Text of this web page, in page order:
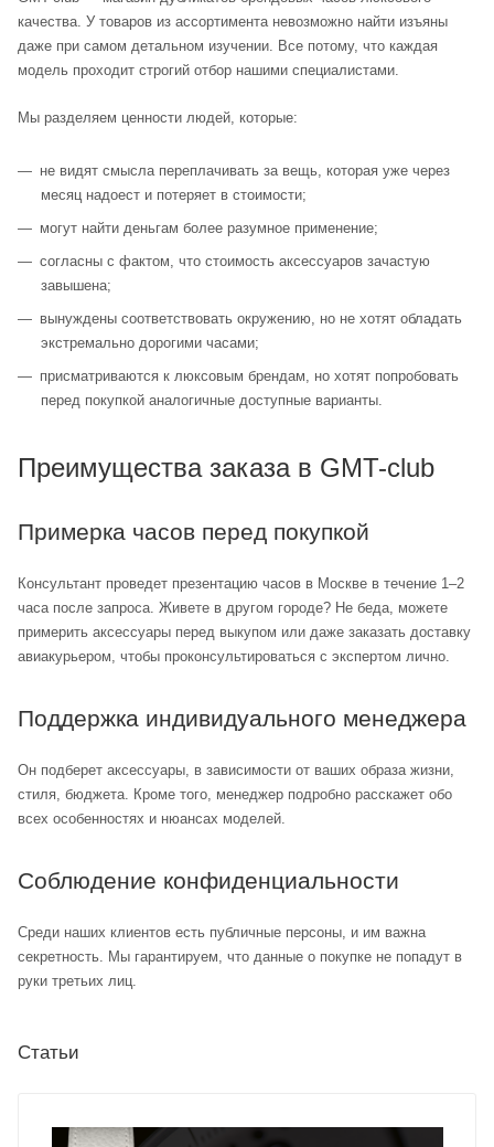
качества. У товаров из ассортимента невозможно найти изъяны
даже при самом детальном изучении. Все потому, что каждая
модель проходит строгий отбор нашими специалистами.
Мы разделяем ценности людей, которые:
не видят смысла переплачивать за вещь, которая уже через
месяц надоест и потеряет в стоимости;
могут найти деньгам более разумное применение;
согласны с фактом, что стоимость аксессуаров зачастую
завышена;
вынуждены соответствовать окружению, но не хотят обладать
экстремально дорогими часами;
присматриваются к люксовым брендам, но хотят попробовать
перед покупкой аналогичные доступные варианты.
Преимущества заказа в GMT-club
Примерка часов перед покупкой
Консультант проведет презентацию часов в Москве в течение 1–2
часа после запроса. Живете в другом городе? Не беда, можете
примерить аксессуары перед выкупом или даже заказать доставку
авиакурьером, чтобы проконсультироваться с экспертом лично.
Поддержка индивидуального менеджера
Он подберет аксессуары, в зависимости от ваших образа жизни,
стиля, бюджета. Кроме того, менеджер подробно расскажет обо
всех особенностях и нюансах моделей.
Соблюдение конфиденциальности
Среди наших клиентов есть публичные персоны, и им важна
секретность. Мы гарантируем, что данные о покупке не попадут в
руки третьих лиц.
Статьи